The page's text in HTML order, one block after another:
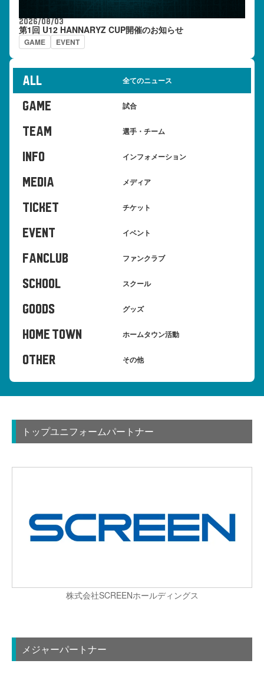
2026/08/03
第1回 U12 HANNARYZ CUP開催のお知らせ
GAME EVENT
ALL 全てのニュース
GAME 試合
TEAM 選手・チーム
INFO インフォメーション
MEDIA メディア
TICKET チケット
EVENT イベント
FANCLUB ファンクラブ
SCHOOL スクール
GOODS グッズ
HOME TOWN ホームタウン活動
OTHER その他
トップユニフォームパートナー
株式会社SCREENホールディングス
メジャーパートナー